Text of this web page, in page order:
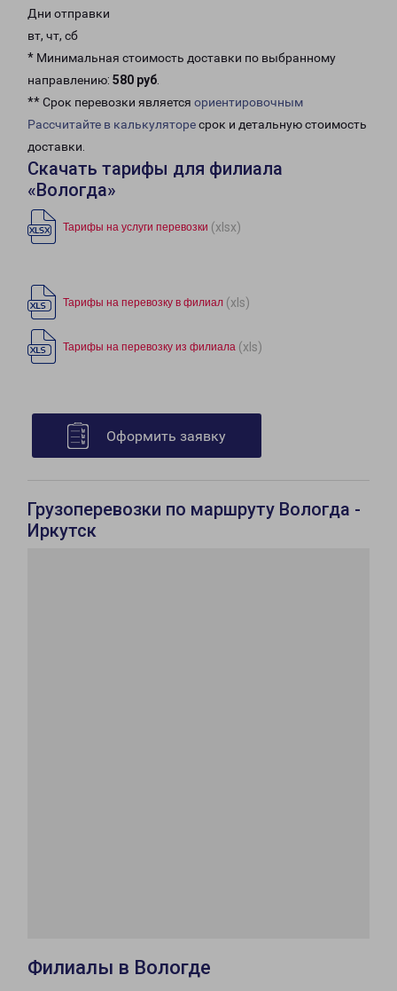
Дни отправки
вт, чт, сб
* Минимальная стоимость доставки по выбранному
направлению: 580 руб.
** Срок перевозки является ориентировочным
Рассчитайте в калькуляторесрок и детальную стоимость
доставки.
Скачать тарифы для филиала
«Вологда»
Тарифы на услуги перевозки (xlsx)
Тарифы на перевозку в филиал (xls)
Тарифы на перевозку из филиала (xls)
Оформить заявку
Грузоперевозки по маршруту Вологда -
Иркутск
Филиалы в Вологде